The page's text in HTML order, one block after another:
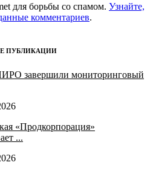
для борьбы со спамом. Узнайте,
комментариев.
ПУБЛИКАЦИИ
завершили мониторинговый
«Продкорпорация»
...